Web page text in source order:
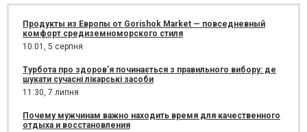
Продукты из Европы от Gorishok Market — повседневный
комфорт средиземноморского стиля
10:01, 5 серпня
Турбота про здоров’я починається з правильного вибору: де
шукати сучасні лікарські засоби
11:30, 7 липня
Почему мужчинам важно находить время для качественного
отдыха и восстановления